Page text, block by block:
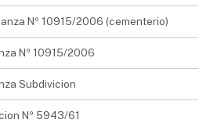
Nº 10915/2006 (cementerio)
Nº 10915/2006
Subdivicion
Nº 5943/61